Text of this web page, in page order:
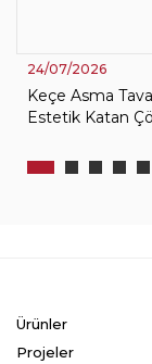
24/07/2026
Keçe Asma
Estetik Katan
Ürünler
Projeler